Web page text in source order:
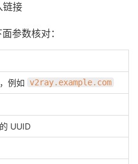
链接
参数核对：
例如 v2ray.example.com
UUID